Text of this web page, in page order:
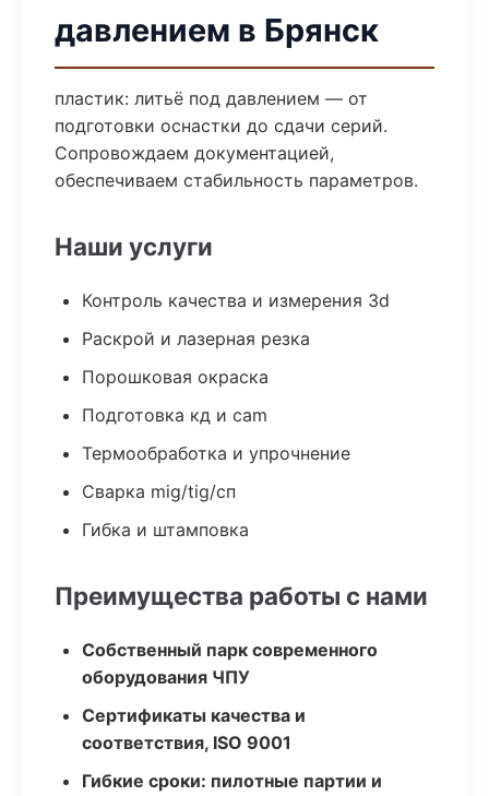
давлением в Брянск
пластик: литьё под давлением — от
подготовки оснастки до сдачи серий.
Сопровождаем документацией,
обеспечиваем стабильность параметров.
Наши услуги
Контроль качества и измерения 3d
Раскрой и лазерная резка
Порошковая окраска
Подготовка кд и cam
Термообработка и упрочнение
Сварка mig/tig/сп
Гибка и штамповка
Преимущества работы с нами
Собственный парк современного
оборудования ЧПУ
Сертификаты качества и
соответствия, ISO 9001
Гибкие сроки: пилотные партии и